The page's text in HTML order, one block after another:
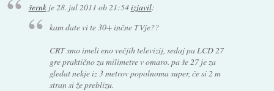
šernkje28. jul 2011 ob 21:54izjavil:
kam date vi te 30+ inčne TVje??
CRT smo imeli eno večjih televizij, sedaj pa LCD 27
gre praktično za milimetre v omaro. pa še 27 je za
gledat nekje iz 3 metrov popolnoma super, če si 2 m
stran si že preblizu.